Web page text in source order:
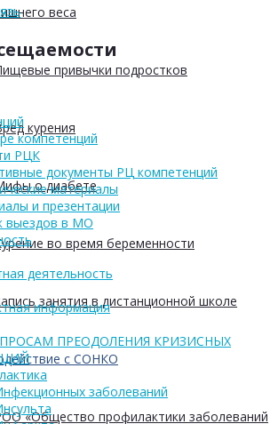
веса
привычки подростков
курения
о диабете
во время беременности
занятия в дистанционной школе
с СОНКО
«Общество профилактики заболеваний
компетенций
РЦК
документы РЦ компетенций
материалы
и презентации
выездов в МО
деятельность
информация
ПРЕОДОЛЕНИЯ КРИЗИСНЫХ
заболеваний